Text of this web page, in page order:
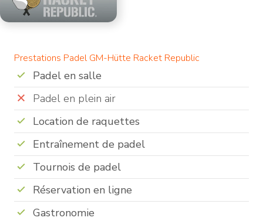
Prestations Padel GM-Hütte Racket Republic
Padel en salle
Padel en plein air
Location de raquettes
Entraînement de padel
Tournois de padel
Réservation en ligne
Gastronomie